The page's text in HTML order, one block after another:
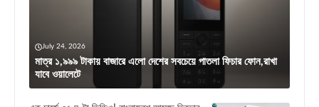
July 24, 2026
মাত্র ১,৯৯৯ টাকায় বাজারে এলো দেশের সবচেয়ে পাতলা ফিচার ফোন,রাখা
যাবে ওয়ালেটে